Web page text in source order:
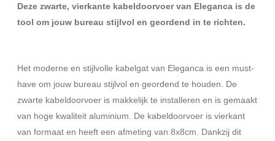
Deze zwarte, vierkante kabeldoorvoer van Eleganca is de
tool om jouw bureau stijlvol en geordend in te richten.
Het moderne en stijlvolle kabelgat van Eleganca is een must-
have om jouw bureau stijlvol en geordend te houden. De
zwarte kabeldoorvoer is makkelijk te installeren en is gemaakt
van hoge kwaliteit aluminium. De kabeldoorvoer is vierkant
van formaat en heeft een afmeting van 8x8cm. Dankzij dit